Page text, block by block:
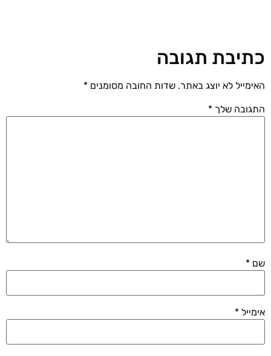
כתיבת תגובה
האימייל לא יוצג באתר. שדות החובה מסומנים *
התגובה שלך *
שם *
אימייל *